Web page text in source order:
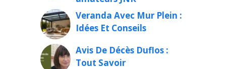
Veranda Avec Mur Plein :
Idées Et Conseils
Avis De Décès Duflos :
Tout Savoir